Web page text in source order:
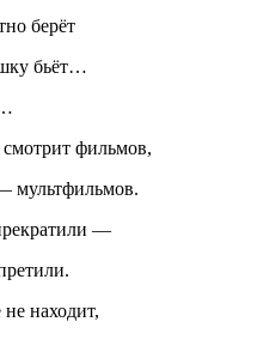
берёт
бьёт…
фильмов,
мультфильмов.
—
находит,